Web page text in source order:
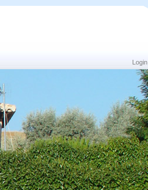
Login